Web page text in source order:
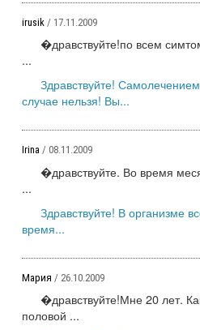
irusik / 17.11.2009
�дравствуйте!по всем
...
Здравствуйте!
случае нельзя! Вы...
Irina / 08.11.2009
�дравствуйте. Во время
...
Здравствуйте! В организме
время...
Мария / 26.10.2009
�дравствуйте!Мне 20 лет.
половой ...